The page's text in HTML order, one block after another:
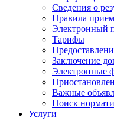
Сведения о
Правила
Электронный
Тарифы
Заключение
Электронные
Важные
Поиск
Услуги